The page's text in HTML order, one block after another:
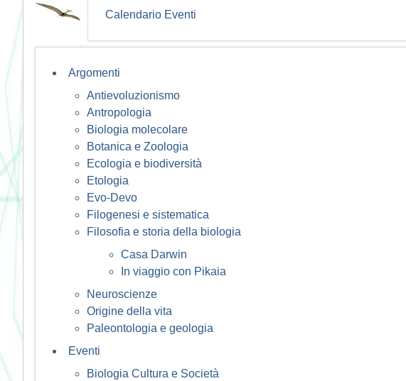
Calendario Eventi
Argomenti
Antievoluzionismo
Antropologia
Biologia molecolare
Botanica e Zoologia
Ecologia e biodiversità
Etologia
Evo-Devo
Filogenesi e sistematica
Filosofia e storia della biologia
Casa Darwin
In viaggio con Pikaia
Neuroscienze
Origine della vita
Paleontologia e geologia
Eventi
Biologia Cultura e Società